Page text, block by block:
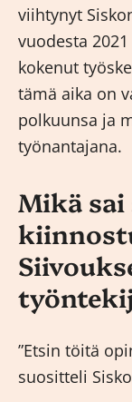
viihtynyt
vuodesta
kokenut
tämä aika on
polkuunsa ja
työnantajana.
Mikä
”Etsin töitä
suositteli